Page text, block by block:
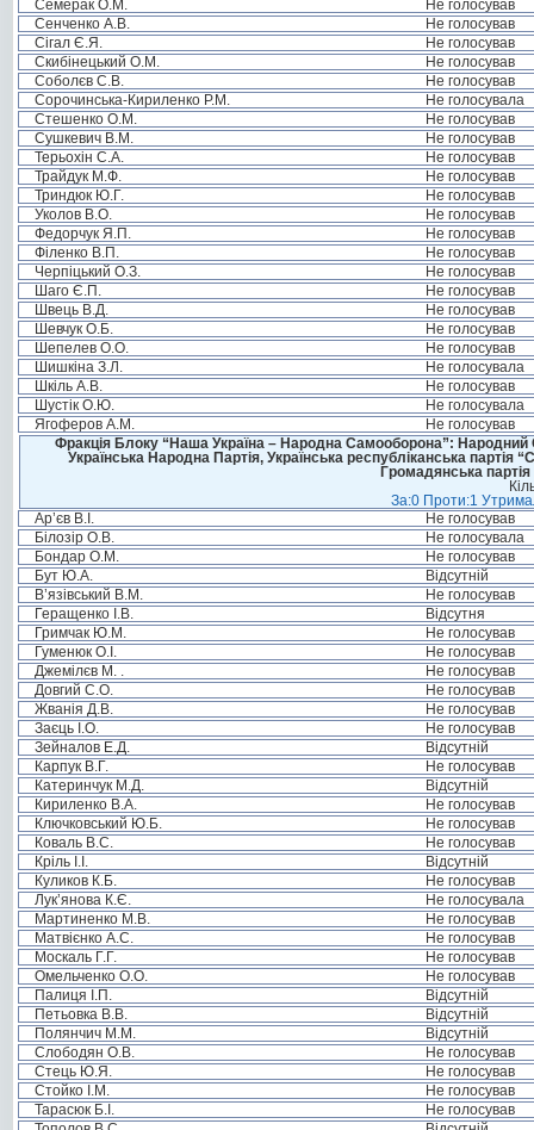
Семерак О.М.
Не голосував
Сенченко А.В.
Не голосував
Сігал Є.Я.
Не голосував
Скибінецький О.М.
Не голосував
Соболєв С.В.
Не голосував
Сорочинська-Кириленко Р.М.
Не голосувала
Стешенко О.М.
Не голосував
Сушкевич В.М.
Не голосував
Терьохін С.А.
Не голосував
Трайдук М.Ф.
Не голосував
Триндюк Ю.Г.
Не голосував
Уколов В.О.
Не голосував
Федорчук Я.П.
Не голосував
Філенко В.П.
Не голосував
Черпіцький О.З.
Не голосував
Шаго Є.П.
Не голосував
Швець В.Д.
Не голосував
Шевчук О.Б.
Не голосував
Шепелев О.О.
Не голосував
Шишкіна З.Л.
Не голосувала
Шкіль А.В.
Не голосував
Шустік О.Ю.
Не голосувала
Ягоферов А.М.
Не голосував
Фракція Блоку “Наша Україна – Народна Самооборона”: Народний
Українська Народна Партія, Українська республіканська
Громадянська
За:0 Проти:1
Ар’єв В.І.
Не голосував
Білозір О.В.
Не голосувала
Бондар О.М.
Не голосував
Бут Ю.А.
Відсутній
В’язівський В.М.
Не голосував
Геращенко І.В.
Відсутня
Гримчак Ю.М.
Не голосував
Гуменюк О.І.
Не голосував
Джемілєв М. .
Не голосував
Довгий С.О.
Не голосував
Жванія Д.В.
Не голосував
Заєць І.О.
Не голосував
Зейналов Е.Д.
Відсутній
Карпук В.Г.
Не голосував
Катеринчук М.Д.
Відсутній
Кириленко В.А.
Не голосував
Ключковський Ю.Б.
Не голосував
Коваль В.С.
Не голосував
Кріль І.І.
Відсутній
Куликов К.Б.
Не голосував
Лук’янова К.Є.
Не голосувала
Мартиненко М.В.
Не голосував
Матвієнко А.С.
Не голосував
Москаль Г.Г.
Не голосував
Омельченко О.О.
Не голосував
Палиця І.П.
Відсутній
Петьовка В.В.
Відсутній
Полянчич М.М.
Відсутній
Слободян О.В.
Не голосував
Стець Ю.Я.
Не голосував
Стойко І.М.
Не голосував
Тарасюк Б.І.
Не голосував